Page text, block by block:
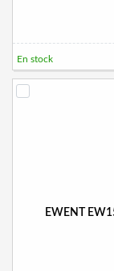
En stock
EWENT